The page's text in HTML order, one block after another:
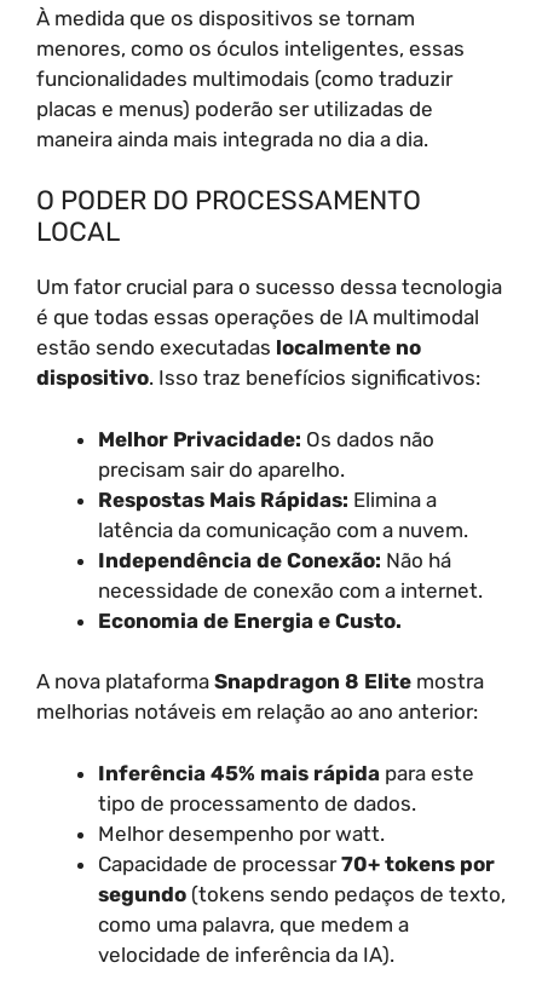
À medida que os dispositivos se tornam
menores, como os óculos inteligentes, essas
funcionalidades multimodais (como traduzir
placas e menus) poderão ser utilizadas de
maneira ainda mais integrada no dia a dia.
O PODER DO PROCESSAMENTO
LOCAL
Um fator crucial para o sucesso dessa tecnologia
é que todas essas operações de IA multimodal
estão sendo executadas localmente no
dispositivo. Isso traz benefícios significativos:
Melhor Privacidade: Os dados não
precisam sair do aparelho.
Respostas Mais Rápidas: Elimina a
latência da comunicação com a nuvem.
Independência de Conexão: Não há
necessidade de conexão com a internet.
Economia de Energia e Custo.
A nova plataforma Snapdragon 8 Elite mostra
melhorias notáveis em relação ao ano anterior:
Inferência 45% mais rápida para este
tipo de processamento de dados.
Melhor desempenho por watt.
Capacidade de processar70+ tokens por
segundo (tokens sendo pedaços de texto,
como uma palavra, que medem a
velocidade de inferência da IA).